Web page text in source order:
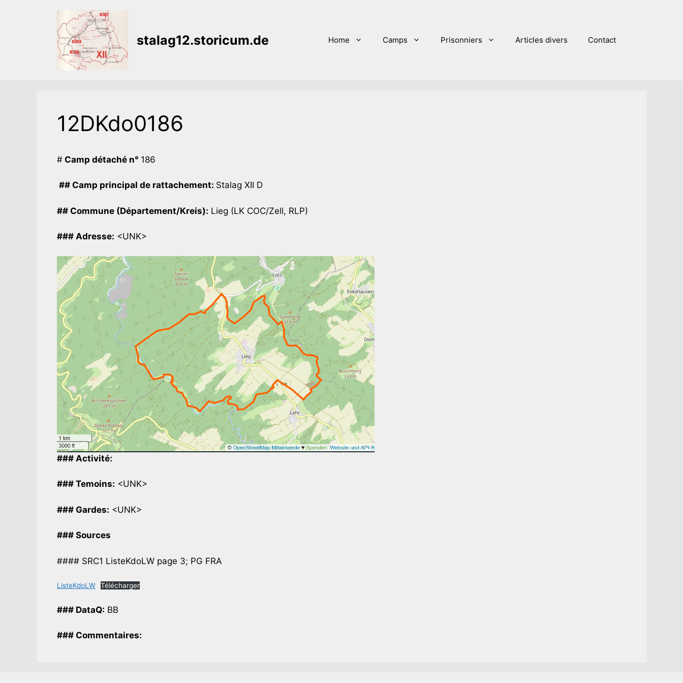
stalag12.storicum.de Home Camps Prisonniers Articles divers Contact
12DKdo0186
# Camp détaché n° 186
## Camp principal de rattachement: Stalag XII D
## Commune (Département/Kreis): Lieg (LK COC/Zell, RLP)
### Adresse: <UNK>
### Activité:
### Temoins: <UNK>
### Gardes: <UNK>
### Sources
#### SRC1 ListeKdoLW page 3; PG FRA
ListeKdoLW Télécharger
### DataQ: BB
### Commentaires: